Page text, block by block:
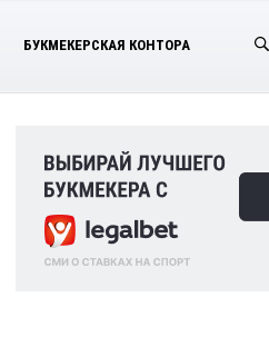
БУКМЕКЕРСКАЯ КОНТОРА